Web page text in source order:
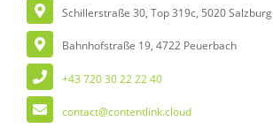
Schillerstraße 30, Top 319c, 5020 Salzburg
Bahnhofstraße 19, 4722 Peuerbach
+43 720 30 22 22 40
contact@contentlink.cloud